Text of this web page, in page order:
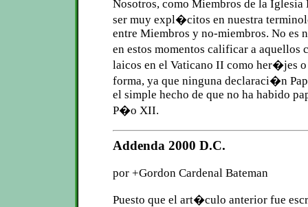
Nosotros, como Miembros de la Iglesia
ser muy expl�citos en nuestra
entre Miembros y no-miembros. No es
en estos momentos calificar a
laicos en el Vaticano II como her�jes
forma, ya que ninguna declaraci�n
el simple hecho de que no ha habido
P�o XII.
Addenda 2000 D.C.
por +Gordon Cardenal Bateman
Puesto que el art�culo anterior fue